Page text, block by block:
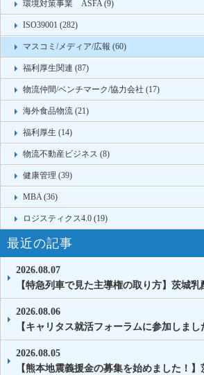
環境対策事業 ASFA (9)
ISO39001 (282)
マスコミ/メディア/広報 (60)
福利厚生関連 (87)
物流仲間/ベンチマーク/協力会社 (17)
海外食品物流 (21)
福利厚生 (14)
物流不動産ビジネス (8)
健康管理 (39)
MBA (36)
ロジスティクス4.0 (19)
最近の記事
2026.08.07
【特急列車で見た主導権の取り方】茨城
2026.08.06
【キャリタス就活フォーラムに参加しま
2026.08.05
【熊本地震義援金の募集を始めました！